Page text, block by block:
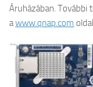
Áruházában.
awww.qnap.com